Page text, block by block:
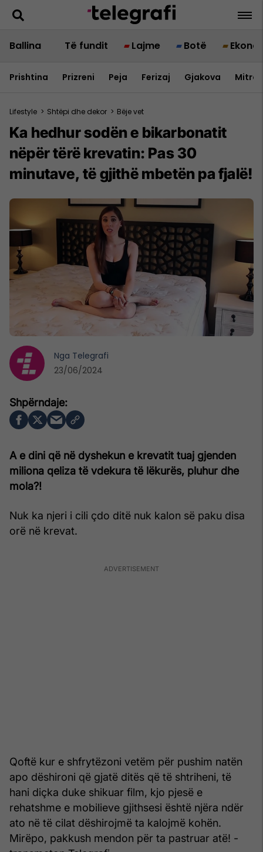
Ballina Të fundit Lajme Botë
Prishtina Prizreni Peja Ferizaj Gjakova
Lifestyle > Shtëpi dhe dekor > Bëje vet
Ka hedhur sodën e bikarbonatit
nëpër tërë krevatin: Pas 30
minutave, të gjithë mbetën pa fjalë!
A e dini që në dyshekun e krevatit tuaj gjenden
miliona qeliza të vdekura të lëkurës, pluhur dhe
mola?!
Nuk ka njeri i cili çdo ditë nuk kalon së paku disa
orë në krevat.
Qoftë kur e shfrytëzoni vetëm për pushim natën
apo dëshironi që gjatë ditës që të shtriheni, të
hani diçka duke shikuar film, kjo pjesë e
rehatshme e mobilieve gjithsesi është njëra ndër
ato në të cilat dëshirojmë ta kalojmë kohën.
Mirëpo, pakkush mendon për ta pastruar atë! -
Nga Telegrafi
23/06/2024